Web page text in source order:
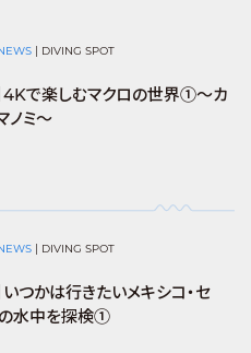
| DIVING SPOT
4Kで楽しむマクロの世界①〜カ
ノミ〜
| DIVING SPOT
いつかは行きたいメキシコ・セ
水中を探検①